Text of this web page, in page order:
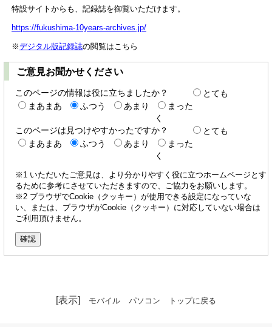
特設サイトからも、記録誌を御覧いただけます。
https://fukushima-10years-archives.jp/
※デジタル版記録誌の閲覧はこちら
ご意見お聞かせください
このページの情報は役に立ちましたか？
とても
まあまあ
ふつう あまり
まった
く
このページは見つけやすかったですか？
とても
まあまあ
ふつう あまり
まった
く
※1 いただいたご意見は、より分かりやすく役に立つホームページとす
るために参考にさせていただきますので、ご協力をお願いします。
※2 ブラウザでCookie（クッキー）が使用できる設定になっていな
い、または、ブラウザがCookie（クッキー）に対応していない場合は
ご利用頂けません。
[表示] モバイル パソコン トップに戻る